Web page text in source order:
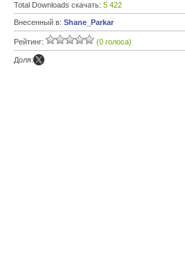
Total Downloads скачать: 5 422
Внесенный в: Shane_Parkar
Рейтинг: (0 голоса)
Доля: